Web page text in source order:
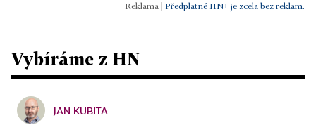
Předplatné HN+ je zcela bez reklam.
Vybíráme z HN
JAN KUBITA